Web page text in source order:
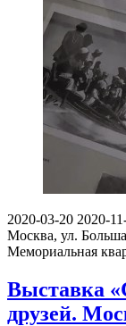
2020-03-20 2020-
Москва, ул.
Мемориальная
Выставка
друзей.